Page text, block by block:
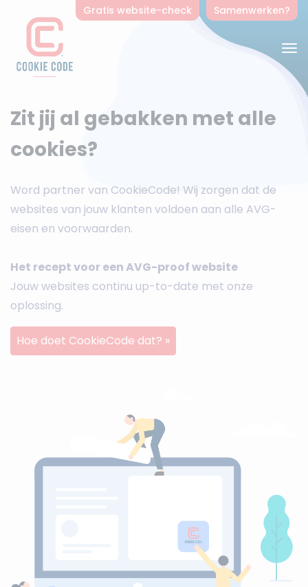
Gratis website-check Samenwerken?
Zit jij al gebakken met alle
cookies?
Word partner van CookieCode! Wij zorgen dat de
websites van jouw klanten voldoen aan alle AVG-
eisen en voorwaarden.
Het recept voor een AVG-proof website
Jouw websites continu up-to-date met onze
oplossing.
Hoe doet CookieCode dat? »